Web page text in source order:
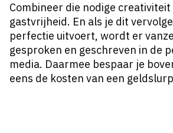
Combineer die nodige
gastvrijheid. En als je dit
perfectie uitvoert, wordt er
gesproken en geschreven in de
media. Daarmee bespaar je
eens de kosten van een